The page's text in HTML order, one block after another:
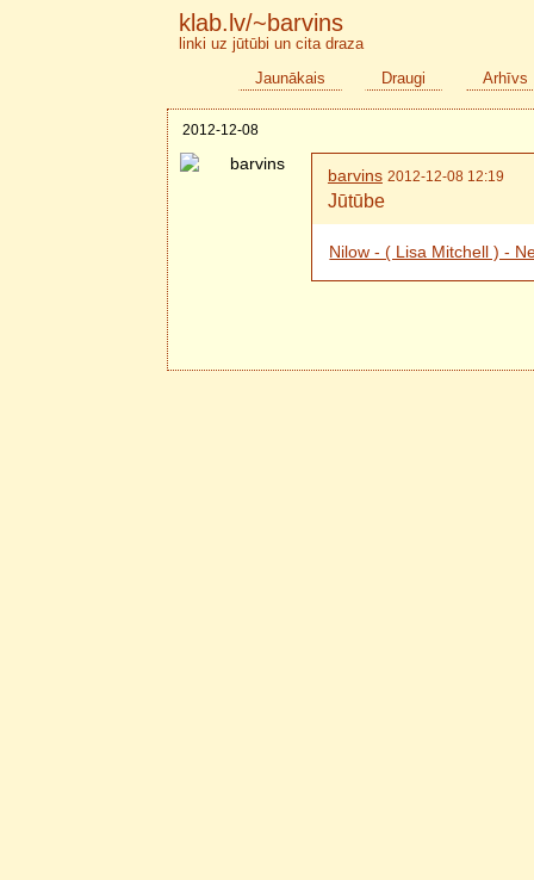
klab.lv/~barvins
linki uz jūtūbi un cita draza
Jaunākais
Draugi Arhīvs
2012-12-08
barvins 2012-12-08 12:19
Jūtūbe
Nilow - ( Lisa Mitchell ) -